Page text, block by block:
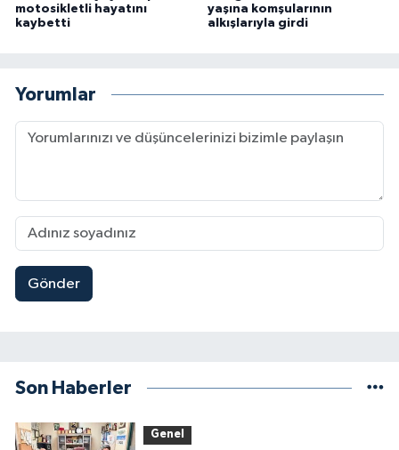
motosikletli hayatını
kaybetti
yaşına komşularının
alkışlarıyla girdi
Yorumlar
Gönder
Son Haberler
Genel